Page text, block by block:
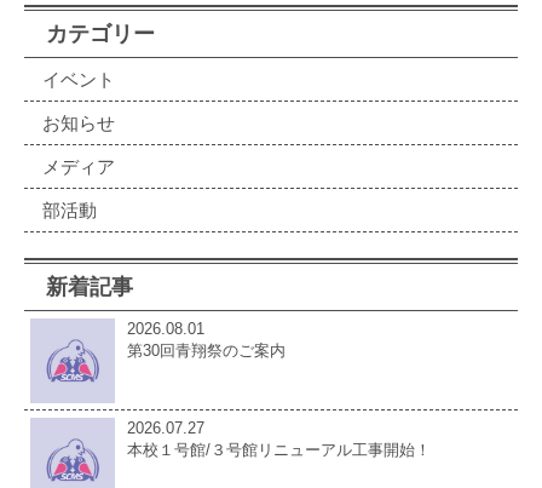
カテゴリー
イベント
お知らせ
メディア
部活動
新着記事
2026.08.01
第30回青翔祭のご案内
2026.07.27
本校１号館/３号館リニューアル工事開始！